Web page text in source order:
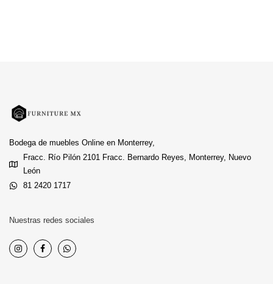
Bodega de muebles Online en Monterrey,
Fracc. Río Pilón 2101 Fracc. Bernardo Reyes, Monterrey, Nuevo
León
81 2420 1717
Nuestras redes sociales